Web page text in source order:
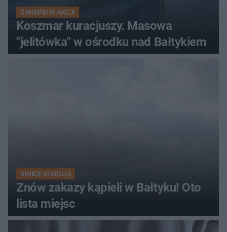
SANEPID W AKCJI
Koszmar kuracjuszy. Masowa
"jelitówka" w ośrodku nad Bałtykiem
SINICE ATAKUJĄ
Znów zakazy kąpieli w Bałtyku! Oto
lista miejsc